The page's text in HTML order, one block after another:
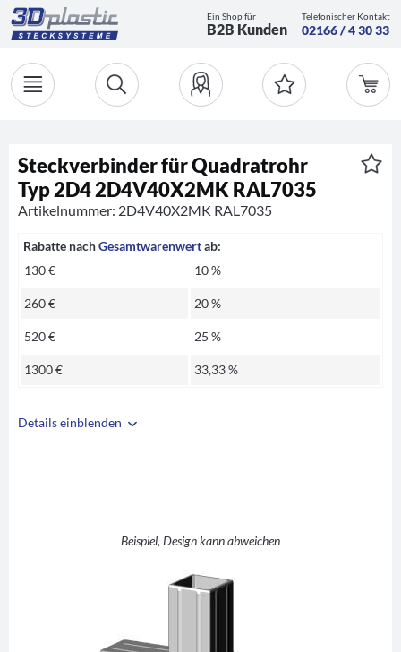
Ein Shop für
B2B Kunden
Telefonischer Kontakt
02166 / 4 30 33
Details einblenden
Beispiel, Design kann abweichen
Steckverbinder für Quadratrohr
Typ 2D4 2D4V40X2MK RAL7035
Artikelnummer: 2D4V40X2MK RAL7035
Rabatte nachGesamtwarenwertab:
130 €
10 %
260 € 20 %
520 € 25 %
1300 € 33,33 %